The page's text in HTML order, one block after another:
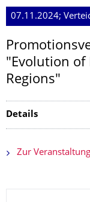
07.11.2024;
"Evolution of
Regions"
Details
Zur Veranstaltung